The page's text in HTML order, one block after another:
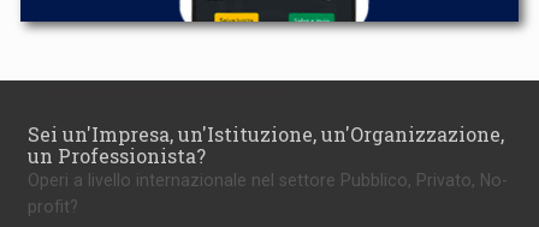
Sei un'Impresa, un'Istituzione, un'Organizzazione,
un Professionista?
Operi a livello internazionale nel settore Pubblico, Privato, No-
profit?